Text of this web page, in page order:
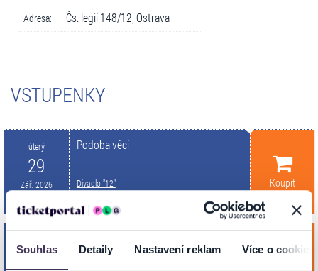
Souhlas Detaily Nastavení reklam Více o cookies
Adresa: Čs. legií 148/12, Ostrava
VSTUPENKY
úterý
29
Zář. 2026
Podoba věcí
Divadlo "12"
OSTRAVA
Koupit
2